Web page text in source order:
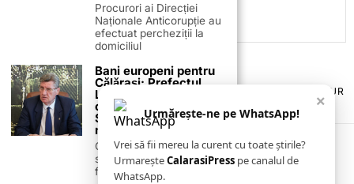
TERMENI ȘI CONDIȚII
POLITICA DE ANULARE & RETUR
PUBLICITATE ONLINE & TIPĂRITĂ
CONTACT
ZIARUL ANUNȚUL CĂLĂRĂȘEAN
×
Urmărește-ne pe WhatsApp!
Vrei să fii mereu la curent cu toate știrile?
UrmareșteCalarasiPress pe canalul de
WhatsApp.
Procurori ai Direcției
Naționale Anticorupție au
efectuat percheziții la
domiciliul
Bani europeni pentru
Călărași: Prefectul
Laurențiu State anunță
colaborarea cu ADR
Sud-Muntenia pentru
noi finanțări
Călărașul se pregătește
să intre pe harta
finanțărilor europene, cu